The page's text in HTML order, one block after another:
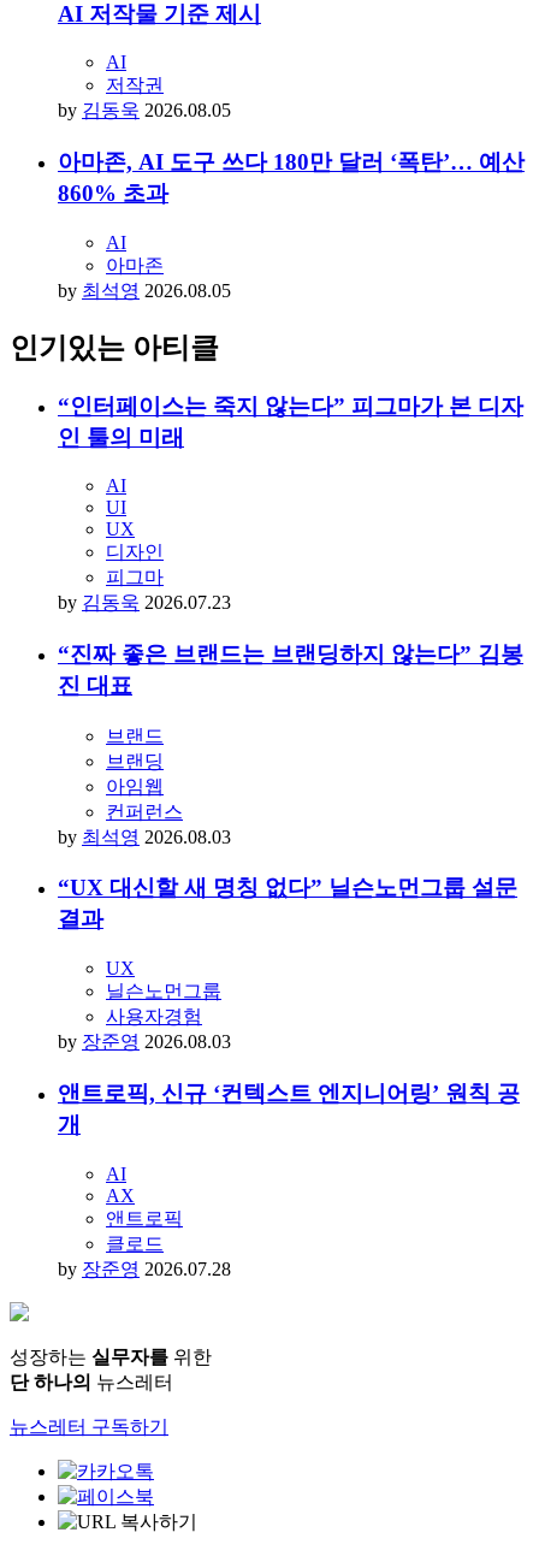
AI 저작물 기준 제시
AI
저작권
by 김동욱 2026.08.05
아마존, AI 도구 쓰다 180만 달러 ‘폭탄’… 예산
860% 초과
AI
아마존
by 최석영 2026.08.05
인기있는 아티클
“인터페이스는 죽지 않는다” 피그마가 본 디자
인 툴의 미래
AI
UI
UX
디자인
피그마
by 김동욱 2026.07.23
“진짜 좋은 브랜드는 브랜딩하지 않는다” 김봉
진 대표
브랜드
브랜딩
아임웹
컨퍼런스
by 최석영 2026.08.03
“UX 대신할 새 명칭 없다” 닐슨노먼그룹 설문
결과
UX
닐슨노먼그룹
사용자경험
by 장준영 2026.08.03
앤트로픽, 신규 ‘컨텍스트 엔지니어링’ 원칙 공
개
AI
AX
앤트로픽
클로드
by 장준영 2026.07.28
성장하는 실무자를 위한
단 하나의 뉴스레터
뉴스레터 구독하기